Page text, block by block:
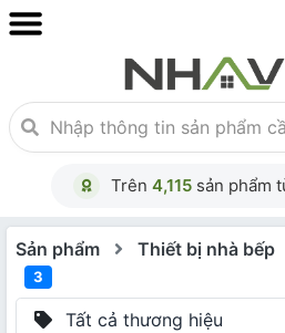
Trên 4,115 sản phẩm
Sản phẩm Thiết bị nhà bếp
3
Tất cả thương hiệu